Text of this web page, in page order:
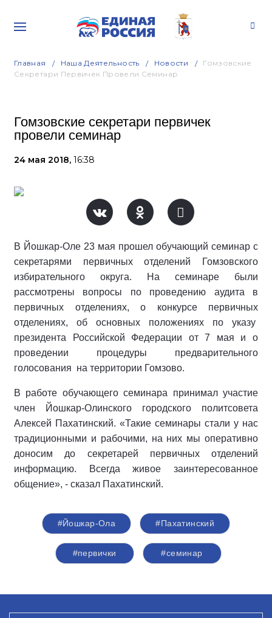
Главная Наша Деятельность Новости
Гомзовские
Секретари Первичек Провели Семинар
Гомзовские секретари первичек
провели семинар
24 мая 2018, 16:38
В Йошкар-Оле 23 мая прошел обучающий семинар с
секретарями первичных отделений Гомзовского
избирательного округа. На семинаре были
рассмотрены вопросы по проведению аудита в
первичных отделениях, о конкурсе первичных
отделениях, об основных положениях по указу
президента Российской Федерации от 7 мая и о
проведении процедуры предварительного
голосования на территории Гомзово.
В работе обучающего семинара принимал участие
член Йошкар-Олинского городского политсовета
Алексей Пахатинский. «Такие семинары стали у нас
традиционными и рабочими, на них мы оперативно
доносим до секретарей первичных отделений
информацию. Всегда живое заинтересованное
общение», - сказал Пахатинский.
#Йошкар-Ола #Пахатинский
#первички #семинар